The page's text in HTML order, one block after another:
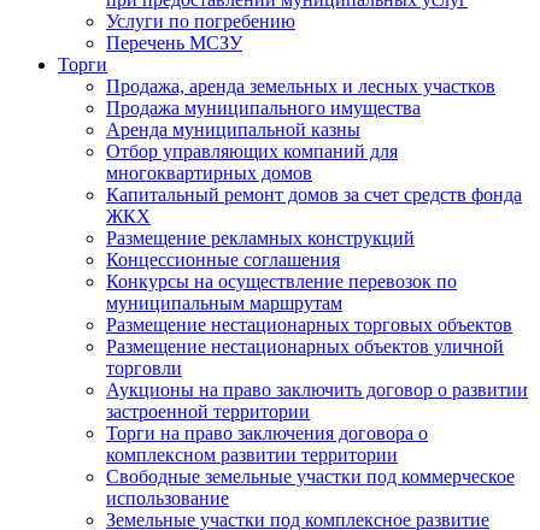
Услуги по погребению
Перечень МСЗУ
Торги
Продажа, аренда земельных и лесных участков
Продажа муниципального имущества
Аренда муниципальной казны
Отбор управляющих компаний для
многоквартирных домов
Капитальный ремонт домов за счет средств фонда
ЖКХ
Размещение рекламных конструкций
Концессионные соглашения
Конкурсы на осуществление перевозок по
муниципальным маршрутам
Размещение нестационарных торговых объектов
Размещение нестационарных объектов уличной
торговли
Аукционы на право заключить договор о развитии
застроенной территории
Торги на право заключения договора о
комплексном развитии территории
Свободные земельные участки под коммерческое
использование
Земельные участки под комплексное развитие